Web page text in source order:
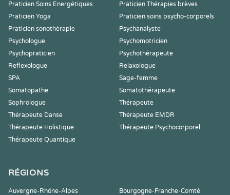
Praticien Soins Energétiques
Praticien Thérapies brèves
Praticien Yoga
Praticien soins psycho-corporels
Praticien sonothérapie
Psychanalyste
Psychologue
Psychomotricien
Psychopraticien
Psychothérapeute
Reflexologue
Relaxologue
SPA
Sage-femme
Somatopathe
Somatothérapeute
Sophrologue
Thérapeute
Thérapeute Danse
Thérapeute EMDR
Thérapeute Holistique
Thérapeute Psychocorporel
Thérapeute Quantique
RÉGIONS
Auvergne-Rhône-Alpes
Bourgogne-Franche-Comté